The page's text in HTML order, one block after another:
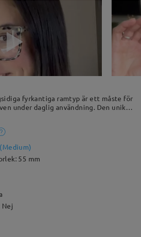
fyrkantiga ramtyp är ett måste för
under daglig användning. Den unika
mer speciell. Acetate-materialet ger
i denna fyrkantiga form.
(Medium)
55 mm
Nej